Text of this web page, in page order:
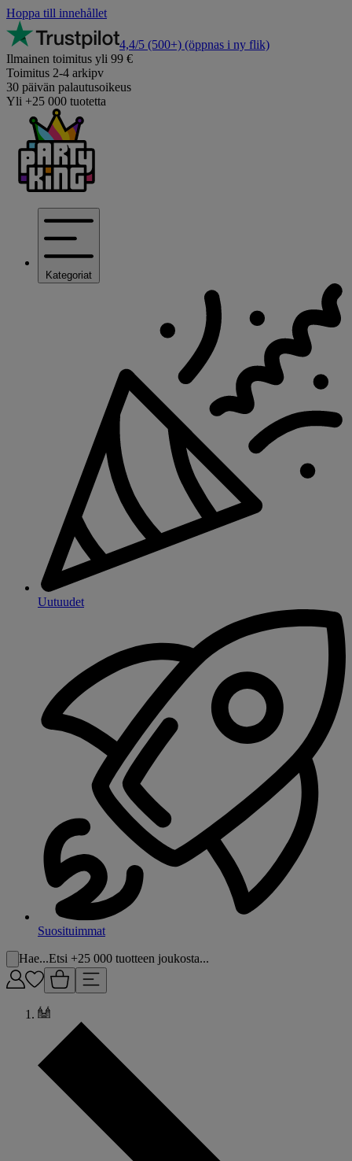
Hoppa till innehållet
4,4/5 (500+) (öppnas i ny flik)
Ilmainen toimitus yli 99 €
Toimitus 2-4 arkipv
30 päivän palautusoikeus
Yli +25 000 tuotetta
Kategoriat
Uutuudet
Suosituimmat
Hae...Etsi +25 000 tuotteen joukosta...